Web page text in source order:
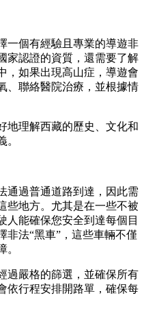
一個有經驗且專業的導遊非
家認證的資質，還需要了解
，如果出現高山症，導遊會
、聯絡醫院治療，並根據情
地理解西藏的歷史、文化和
。
通過普通道路到達，因此需
些地方。尤其是在一些不被
人能確保您安全到達每個目
非法“黑車”，這些車輛不僅
。
過嚴格的篩選，並確保所有
依行程安排開路單，確保每